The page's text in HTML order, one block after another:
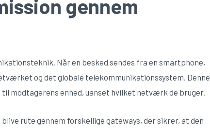
gennem
Når en besked sendes fra en smartphone,
og det globale telekommunikationssystem. Denne
modtagerens enhed, uanset hvilket netværk de bruger.
rute gennem forskellige gateways, der sikrer, at den